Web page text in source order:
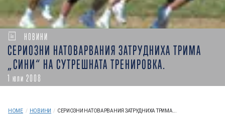
НОВИНИ
СЕРИОЗНИ НАТОВАРВАНИЯ ЗАТРУДНИХА ТРИМА
„СИНИ“ НА СУТРЕШНАТА ТРЕНИРОВКА.
1 юли 2008
HOME / НОВИНИ / СЕРИОЗНИ НАТОВАРВАНИЯ ЗАТРУДНИХА ТРИМА...